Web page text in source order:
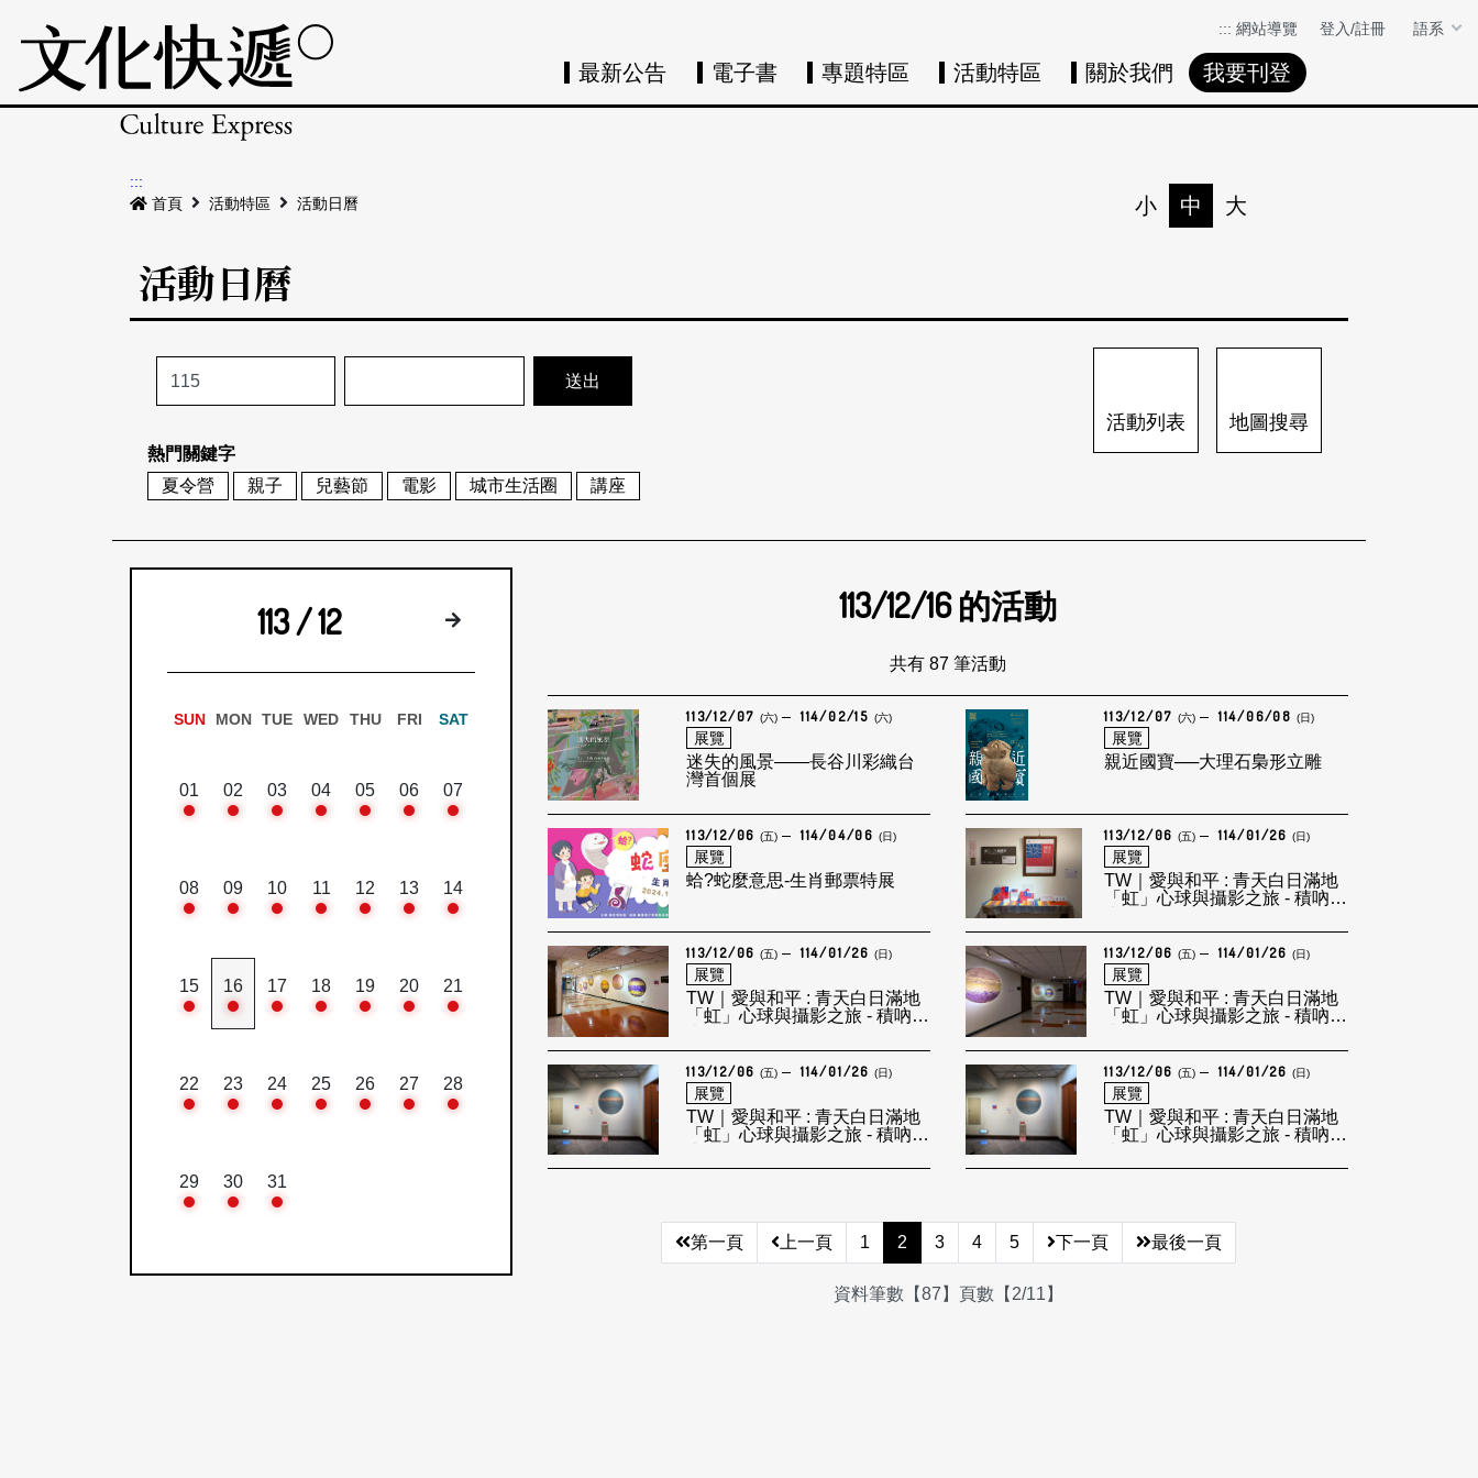
::: 網站導覽 登入/註冊 語系
最新公告 電子書 專題特區 活動特區 關於我們 我要刊登
:::
首頁
活動特區 活動日曆 小 中 大
活動日曆
熱門關鍵字
夏令營
親子 兒藝節 電影 城市生活圈 講座
活動列表 地圖搜尋
113 / 12 下個月
SUN MON TUE WED THU FRI SAT
01 02 03 04 05 06 07
08 09 10 11 12 13 14
15 16 17 18 19 20 21
22 23 24 25 26 27 28
29 30 31
113/12/16的活動
共有 87 筆活動
113/12/07 (六) 114/02/15 (六)
展覽
迷失的風景——長谷川彩織台
灣首個展
113/12/07 (六) 114/06/08 (日)
展覽
親近國寶──大理石梟形立雕
113/12/06 (五) 114/04/06 (日)
展覽
蛤?蛇麼意思-生肖郵票特展
113/12/06 (五) 114/01/26 (日)
展覽
TW｜愛與和平 : 青天白日滿地
「虹」心球與攝影之旅 - 積吶虹
113/12/06 (五) 114/01/26 (日)
展覽
TW｜愛與和平 : 青天白日滿地
「虹」心球與攝影之旅 - 積吶虹
113/12/06 (五) 114/01/26 (日)
展覽
TW｜愛與和平 : 青天白日滿地
「虹」心球與攝影之旅 - 積吶虹
113/12/06 (五) 114/01/26 (日)
展覽
TW｜愛與和平 : 青天白日滿地
「虹」心球與攝影之旅 - 積吶虹
113/12/06 (五) 114/01/26 (日)
展覽
TW｜愛與和平 : 青天白日滿地
「虹」心球與攝影之旅 - 積吶虹
第一頁 上一頁 1 2 3 4 5 下一頁 最後一頁
資料筆數【87】頁數【2/11】